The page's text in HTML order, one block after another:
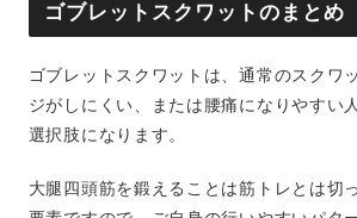
ゴブレットスクワットのまとめ
ゴブレットスクワットは、通常のスクワ
ジがしにくい、または腰痛になりやすい
選択肢になります。
大腿四頭筋を鍛えることは筋トレとは切